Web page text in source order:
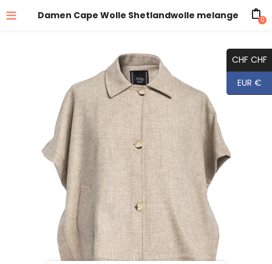
Damen Cape Wolle Shetlandwolle melange 0
CHF CHF
EUR €